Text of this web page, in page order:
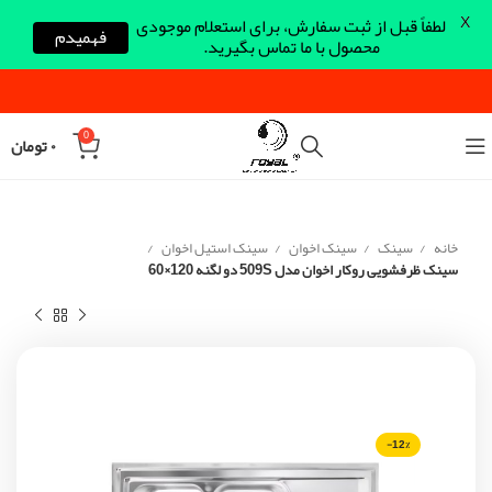
0 ۰تومان
خانه سینک سینک اخوان سینک استیل اخوان
سینک ظرفشویی روکار اخوان مدل 509S دو لگنه 120×60
-12%
لطفاً قبل از ثبت سفارش، برای استعلام موجودی
محصول با ما تماس بگیرید. فهمیدم X